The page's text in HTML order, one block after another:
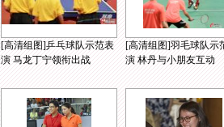
[高清组图]乒乓球队示范表
演 马龙丁宁领衔出战
[高清组图]羽毛球队示
演 林丹与小朋友互动